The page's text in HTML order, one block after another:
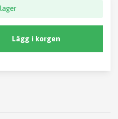
I lager
Lägg i korgen